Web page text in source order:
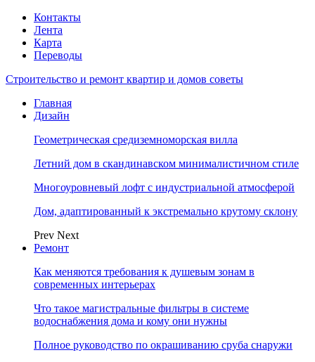
Контакты
Лента
Карта
Переводы
Строительство и ремонт квартир и домов советы
Главная
Дизайн
Геометрическая средиземноморская вилла
Летний дом в скандинавском минималистичном стиле
Многоуровневый лофт с индустриальной атмосферой
Дом, адаптированный к экстремально крутому склону
Prev Next
Ремонт
Как меняются требования к душевым зонам в
современных интерьерах
Что такое магистральные фильтры в системе
водоснабжения дома и кому они нужны
Полное руководство по окрашиванию сруба снаружи